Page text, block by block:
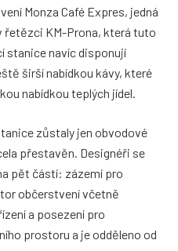
Monza Café Expres, jedná
řetězci KM-Prona, která tuto
stanice navíc disponují
širší nabídkou kávy, které
nabídkou teplých jídel.
zůstaly jen obvodové
přestavěn. Designéři se
pět částí: zázemí pro
občerstvení včetně
a posezení pro
prostoru a je odděleno od